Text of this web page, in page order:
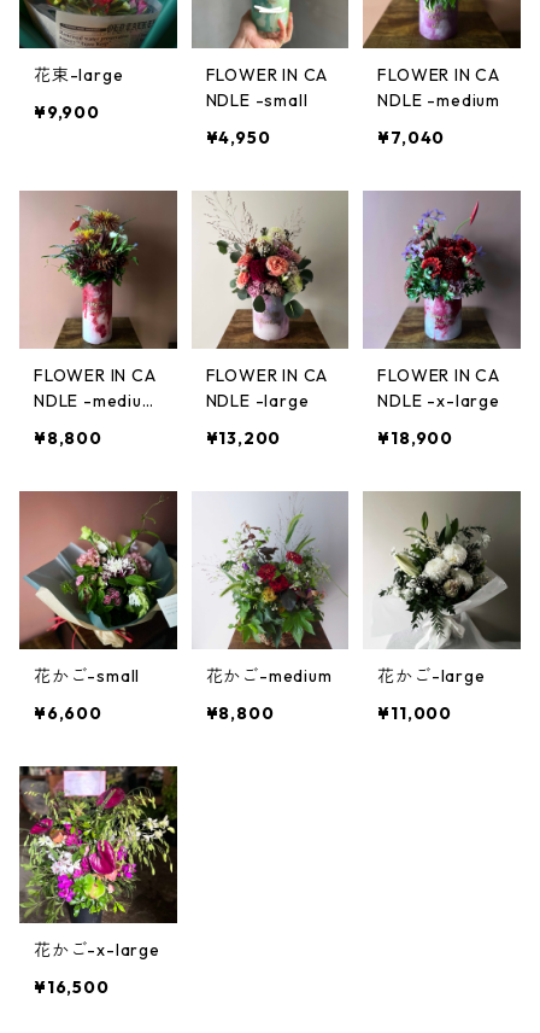
花束-large
¥9,900
FLOWER IN CA
NDLE -small
¥4,950
FLOWER IN CA
NDLE -medium
¥7,040
FLOWER IN CA
NDLE -medium
¥8,800
FLOWER IN CA
NDLE -large
¥13,200
FLOWER IN CA
NDLE -x-large
¥18,900
花かご-small
¥6,600
花かご-medium
¥8,800
花かご-large
¥11,000
花かご-x-large
¥16,500